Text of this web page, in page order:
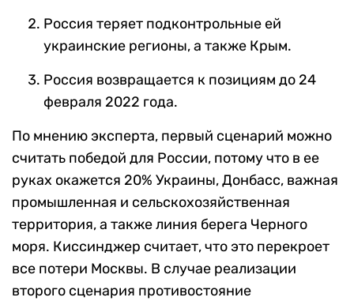
Россия теряет подконтрольные ей
украинские регионы, а также Крым.
Россия возвращается к позициям до 24
февраля 2022 года.
По мнению эксперта, первый сценарий можно
считать победой для России, потому что в ее
руках окажется 20% Украины, Донбасс, важная
промышленная и сельскохозяйственная
территория, а также линия берега Черного
моря. Киссинджер считает, что это перекроет
все потери Москвы. В случае реализации
второго сценария противостояние